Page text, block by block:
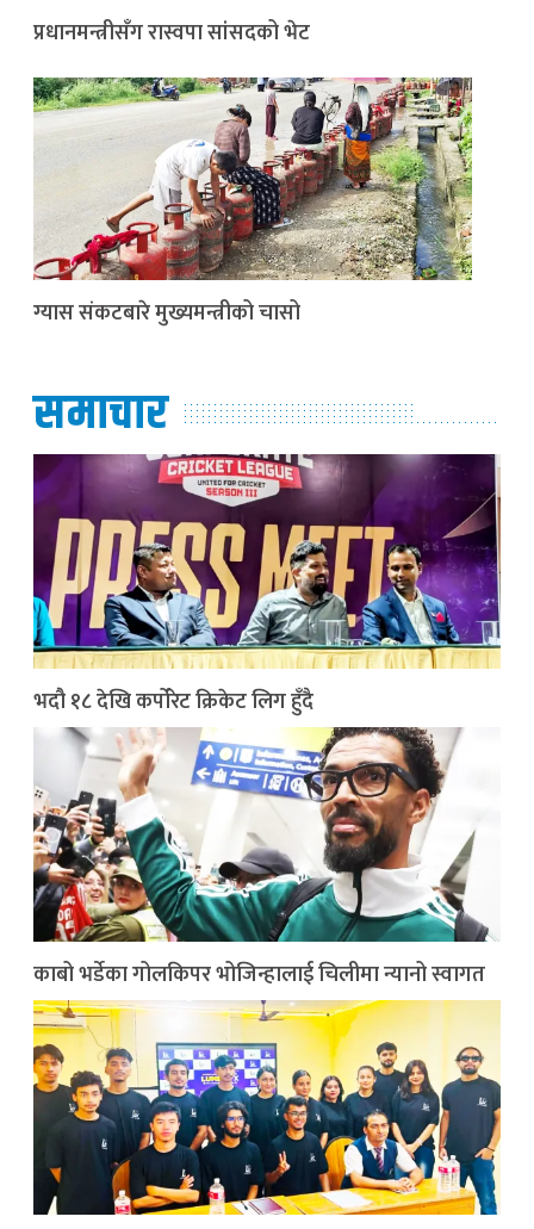
प्रधानमन्त्रीसँग रास्वपा सांसदको भेट
ग्यास संकटबारे मुख्यमन्त्रीको चासो
समाचार
भदौ १८ देखि कर्पोरेट क्रिकेट लिग हुँदै
काबो भर्डेका गोलकिपर भोजिन्हालाई चिलीमा न्यानो स्वागत